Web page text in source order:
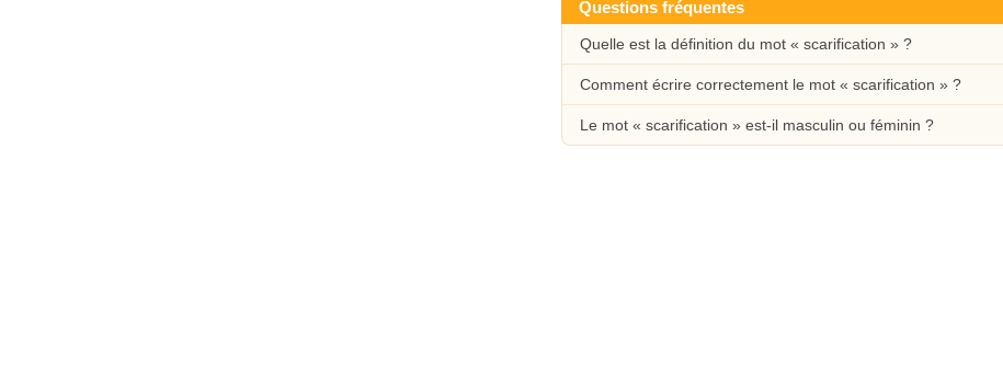
Questions fréquentes
Quelle est la définition du mot « scarification » ?
Comment écrire correctement le mot « scarification » ?
Le mot « scarification » est-il masculin ou féminin ?